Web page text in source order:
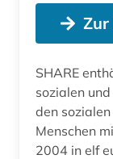
Zur
SHARE
sozialen
den
Menschen
2004 in elf